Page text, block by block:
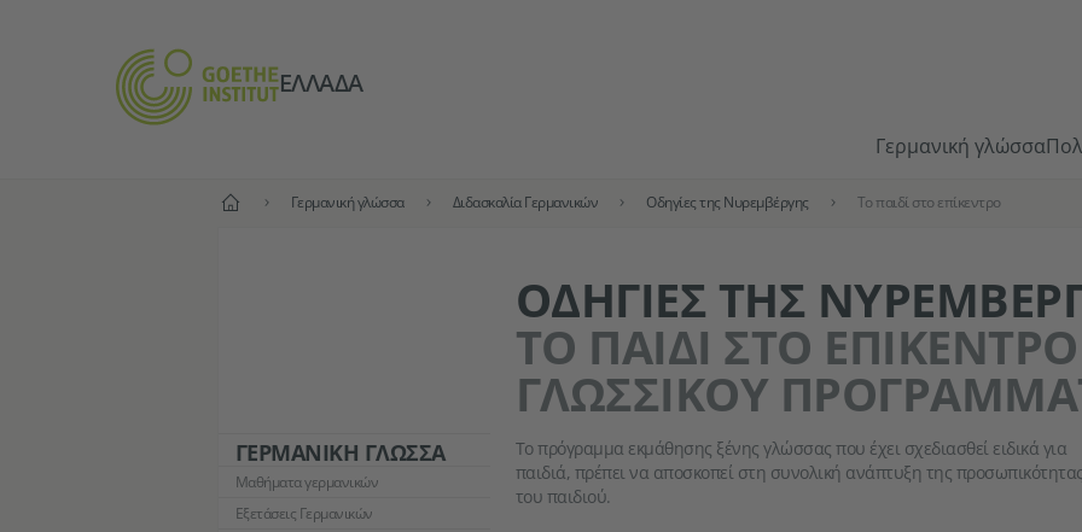
ΕΛΛΆΔΑ
Γερμανική γλώσσα
Αρχική Γερμανική γλώσσα Διδασκαλία Γερμανικών Οδηγίες της Νυρεμβέργης Το παιδί στο επίκεντρο
ΓΕΡΜΑΝΙΚΉ ΓΛΏΣΣΑ
Μαθήματα γερμανικών
Εξετάσεις Γερμανικών
ΟΔΗΓΊΕΣ ΤΗΣ
ΤΟ ΠΑΙΔΊ ΣΤΟ
ΓΛΩΣΣΙΚΟΎ
Το πρόγραμμα εκμάθησης ξένης γλώσσας που έχει σχεδιασθεί ειδικά για
παιδιά, πρέπει να αποσκοπεί στη συνολική ανάπτυξη της
του παιδιού.